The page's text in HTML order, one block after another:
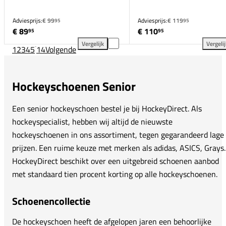
Adviesprijs:€ 9995
€ 8995
Vergelijk
adidas Fabela Rise 2 Dames toevoegen aan
Adviesprijs:€ 11995
€ 11095
12345... 14Volgende
Hockeyschoenen Senior
Een senior hockeyschoen bestel je bij HockeyDirect. Als
hockeyspecialist, hebben wij altijd de nieuwste
hockeyschoenen in ons assortiment, tegen gegarandeerd lage
prijzen. Een ruime keuze met merken als adidas, ASICS, Grays.
HockeyDirect beschikt over een uitgebreid schoenen aanbod
met standaard tien procent korting op alle hockeyschoenen.
Schoenencollectie
De hockeyschoen heeft de afgelopen jaren een behoorlijke